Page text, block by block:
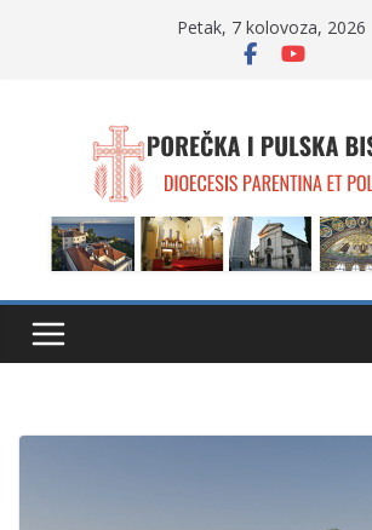
Petak, 7 kolovoza, 2026